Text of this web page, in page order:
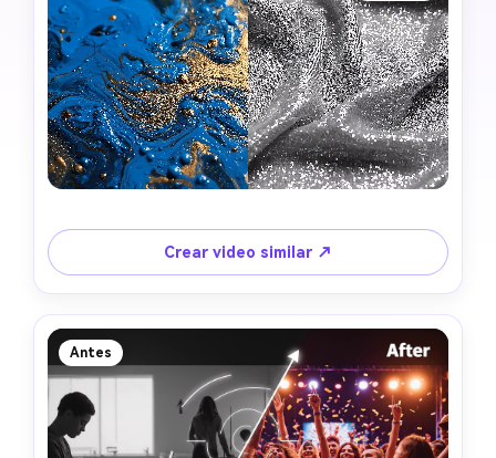
Crear video similar ↗
Antes